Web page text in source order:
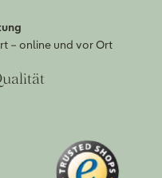
– online und vor Ort